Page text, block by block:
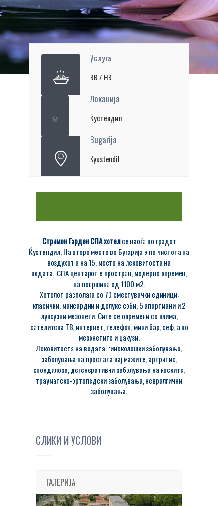
Услуга
BB / HВ
Локација
Ќустендил
Bugarija
Kyustendil
Стримон Гарден СПА хотелсе наоѓа во градот
Ќустендил. На второ место во Бугарија е по чистота на
воздухот а на 15. место на лековитоста на
водата. СПА центарот е простран, модерно опремен,
на површина од 1100 м2.
Хотелот располага со 70 сместувачки единици:
класични, мансардни и делукс соби, 5 апартмани и 2
луксузни мезонети. Сите се опремени со клима,
сателитска ТВ, интернет, телефон, мини бар, сеф, а во
мезонетите и џакузи.
Лековитоста на водата: гинеколошки заболувања,
заболувања на простата кај мажите, артритис,
спондилоза, дегенеративни заболувања на коските,
трауматско-ортопедски заболувања, невралгични
заболувања.
СЛИКИ И УСЛОВИ
ГАЛЕРИЈА